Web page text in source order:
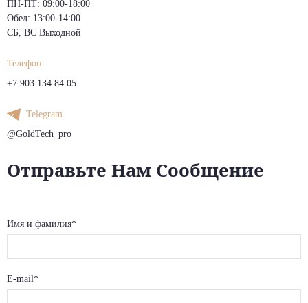
ПН-ПТ: 09:00-18:00
Обед: 13:00-14:00
СБ, ВС Выходной
Телефон
+7 903 134 84 05
Telegram
@GoldTech_pro
Отправьте Нам Сообщение
Имя и фамилия*
E-mail*